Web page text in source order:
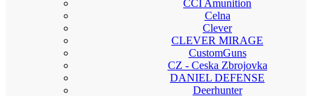
CCI Amunition
Celna
Clever
CLEVER MIRAGE
CustomGuns
CZ - Ceska Zbrojovka
DANIEL DEFENSE
Deerhunter